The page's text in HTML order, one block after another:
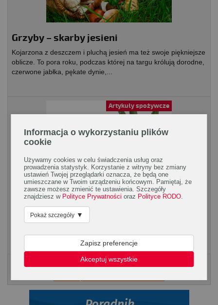
Grzyby – skarby jesieni
Kojarzona z deszczem i pluchą jesień ma też swoje piękniejsze
oblicze. To pora roku, podczas której na targu królują dorodne,
czerwone jabłka, pękate dynie,...
Artykuły spożywcze
Aloes – dobrodziejstwo soczystych liści
Mięsiste liście aloesu posiadają wiele cennych dla zdrowia
właściwości. Aloes do picia to dobroczynny sok aloesowy, który
Poradnik Silmed
Informacja o wykorzystaniu plików
cookie
Używamy cookies w celu świadczenia usług oraz
prowadzenia statystyk. Korzystanie z witryny bez zmiany
ustawień Twojej przeglądarki oznacza, że będą one
umieszczane w Twoim urządzeniu końcowym. Pamiętaj, że
zawsze możesz zmienić te ustawienia. Szczegóły
znajdziesz w Polityce Prywatności oraz Polityce RODO.
Pokaż szczegóły ▼
Zapisz preferencje
Akceptuj wszystkie